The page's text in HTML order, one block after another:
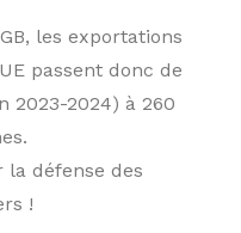
les exportations
passent donc de
2023-2024) à 260
la défense des
!